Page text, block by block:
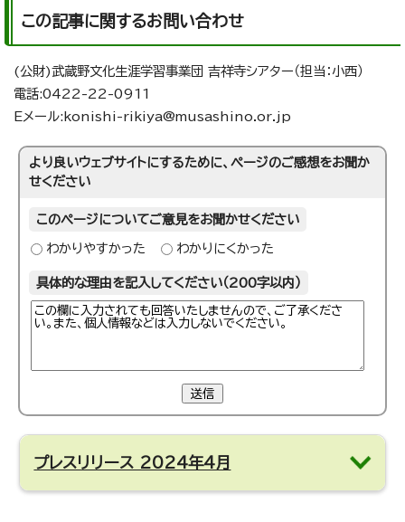
この記事に関するお問い合わせ
(公財)武蔵野文化生涯学習事業団 吉祥寺シアター（担当：小西）
電話:0422-22-0911
Eメール:konishi-rikiya@musashino.or.jp
より良いウェブサイトにするために、ページのご感想をお聞か
せください
このページについてご意見をお聞かせください
わかりやすかった わかりにくかった
具体的な理由を記入してください（200字以内）
送信
プレスリリース 2024年4月